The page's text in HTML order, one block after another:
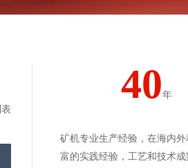
40年
矿机专业生产经验，在海内
富的实践经验，工艺和技术成